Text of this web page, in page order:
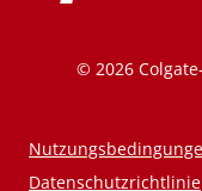
© 2026
Datenschutzrichtlinie